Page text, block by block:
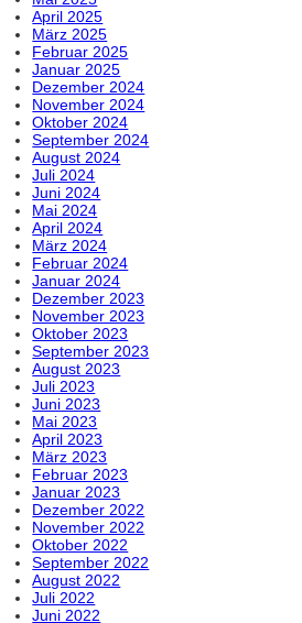
April 2025
März 2025
Februar 2025
Januar 2025
Dezember 2024
November 2024
Oktober 2024
September 2024
August 2024
Juli 2024
Juni 2024
Mai 2024
April 2024
März 2024
Februar 2024
Januar 2024
Dezember 2023
November 2023
Oktober 2023
September 2023
August 2023
Juli 2023
Juni 2023
Mai 2023
April 2023
März 2023
Februar 2023
Januar 2023
Dezember 2022
November 2022
Oktober 2022
September 2022
August 2022
Juli 2022
Juni 2022